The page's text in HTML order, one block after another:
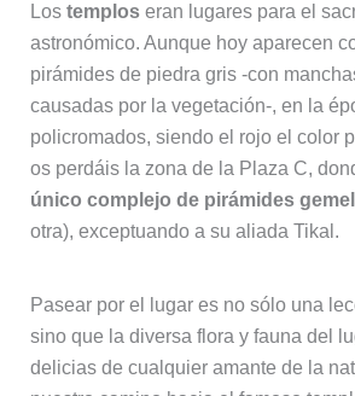
Los temploseran lugares para el
astronómico. Aunque hoy aparecen
pirámides de piedra gris -con
causadas por la vegetación-, en la
policromados, siendo el rojo el color
os perdáis la zona de la Plaza C,
único complejo de pirámides
otra), exceptuando a su aliada Tikal.
Pasear por el lugar es no sólo una
sino que la diversa flora y fauna del
delicias de cualquier amante de la